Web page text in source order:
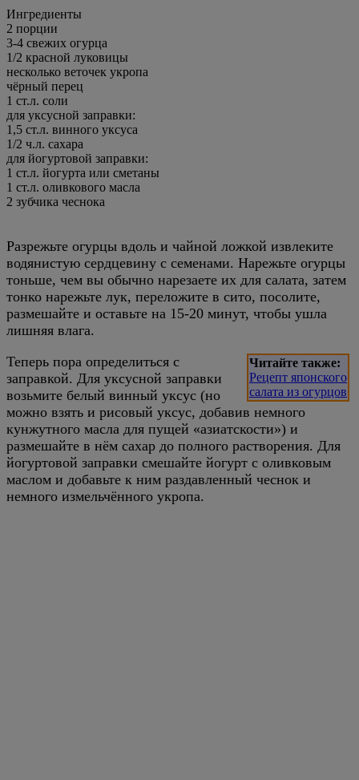
Ингредиенты
2 порции
3-4 свежих огурца
1/2 красной луковицы
несколько веточек укропа
чёрный перец
1 ст.л. соли
для уксусной заправки:
1,5 ст.л. винного уксуса
1/2 ч.л. сахара
для йогуртовой заправки:
1 ст.л. йогурта или сметаны
1 ст.л. оливкового масла
2 зубчика чеснока
Разрежьте огурцы вдоль и чайной ложкой извлеките
водянистую сердцевину с семенами. Нарежьте огурцы
тоньше, чем вы обычно нарезаете их для салата, затем
тонко нарежьте лук, переложите в сито, посолите,
размешайте и оставьте на 15-20 минут, чтобы ушла
лишняя влага.
Читайте также:
Рецепт японского
салата из огурцов
Теперь пора определиться с
заправкой. Для уксусной заправки
возьмите белый винный уксус (но
можно взять и рисовый уксус, добавив немного
кунжутного масла для пущей «азиатскости») и
размешайте в нём сахар до полного растворения. Для
йогуртовой заправки смешайте йогурт с оливковым
маслом и добавьте к ним раздавленный чеснок и
немного измельчённого укропа.